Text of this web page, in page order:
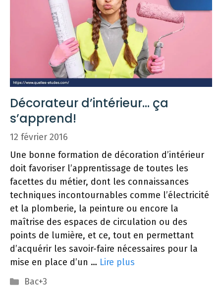
Décorateur d’intérieur… ça
s’apprend!
12 février 2016
Une bonne formation de décoration d’intérieur
doit favoriser l’apprentissage de toutes les
facettes du métier, dont les connaissances
techniques incontournables comme l’électricité
et la plomberie, la peinture ou encore la
maîtrise des espaces de circulation ou des
points de lumière, et ce, tout en permettant
d’acquérir les savoir-faire nécessaires pour la
mise en place d’un … Lire plus
Catégories
Bac+3